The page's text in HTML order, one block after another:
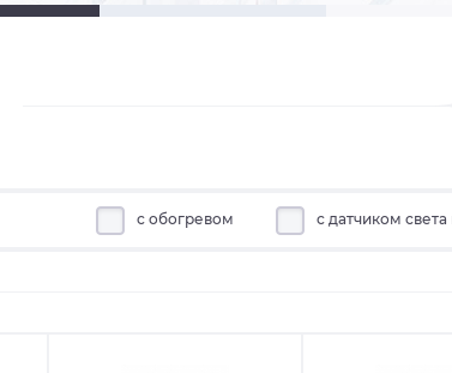
с обогревом с датчиком